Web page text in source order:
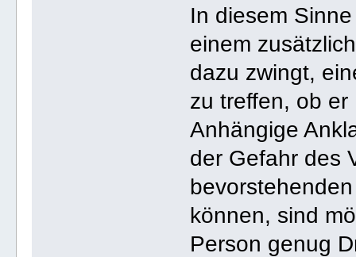
In diesem
einem
dazu zwingt,
zu treffen, ob
Anhängige
der Gefahr des
können, sind
Person genug